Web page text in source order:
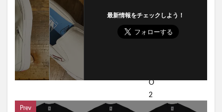
最新情報をチェックしよう！
Prev